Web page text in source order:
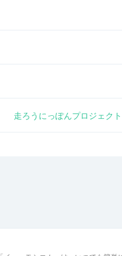
走ろうにっぽんプロジェク